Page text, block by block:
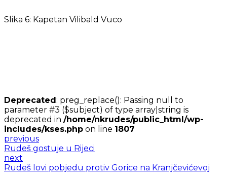
Slika 6: Kapetan Vilibald Vuco
Deprecated: preg_replace(): Passing null to
parameter #3 ($subject) of type array|string is
deprecated in /home/nkrudes/public_html/wp-
includes/kses.php on line 1807
previous
Rudeš gostuje u Rijeci
next
Rudeš lovi pobjedu protiv Gorice na Kranjčevićevoj